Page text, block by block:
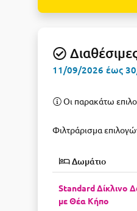
11/09/2026 έως 30/
Οι παρακάτω
Φιλτράρισμα
Δωμάτιο
Standard Δίκλινο
με Θέα Κήπο